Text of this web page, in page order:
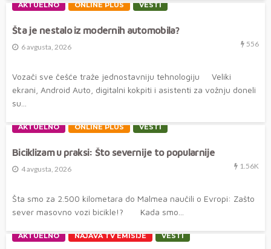
AKTUELNO ONLINE PLUS VESTI
Šta je nestalo iz modernih automobila?
6 avgusta, 2026 556
Vozači sve češće traže jednostavniju tehnologiju Veliki
ekrani, Android Auto, digitalni kokpiti i asistenti za vožnju doneli
su...
AKTUELNO ONLINE PLUS VESTI
Biciklizam u praksi: Što severnije to popularnije
4 avgusta, 2026 1.56K
Šta smo za 2.500 kilometara do Malmea naučili o Evropi: Zašto
sever masovno vozi bicikle!? Kada smo...
AKTUELNO NAJAVA TV EMISIJE VESTI